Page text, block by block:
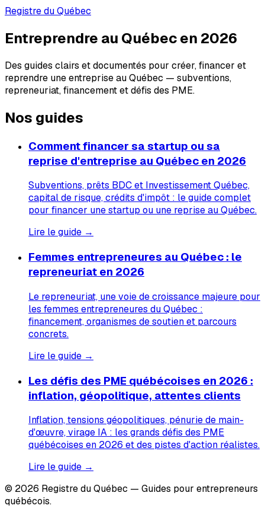
Registre du Québec
Entreprendre au Québec en 2026
Des guides clairs et documentés pour créer, financer et
reprendre une entreprise au Québec — subventions,
repreneuriat, financement et défis des PME.
Nos guides
Comment financer sa startup ou sa
reprise d'entreprise au Québec en 2026
Subventions, prêts BDC et Investissement Québec,
capital de risque, crédits d'impôt : le guide complet
pour financer une startup ou une reprise au Québec.
Lire le guide →
Femmes entrepreneures au Québec : le
repreneuriat en 2026
Le repreneuriat, une voie de croissance majeure pour
les femmes entrepreneures du Québec :
financement, organismes de soutien et parcours
concrets.
Lire le guide →
Les défis des PME québécoises en 2026 :
inflation, géopolitique, attentes clients
Inflation, tensions géopolitiques, pénurie de main-
d'œuvre, virage IA : les grands défis des PME
québécoises en 2026 et des pistes d'action réalistes.
Lire le guide →
© 2026 Registre du Québec — Guides pour entrepreneurs
québécois.